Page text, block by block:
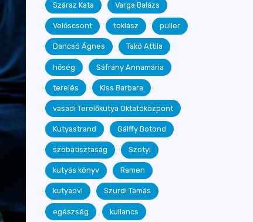
Száraz Kata Varga Balázs
Velőscsont toklász puller
Dancsó Ágnes Takó Attila
hőség Sáfrány Annamária
terelés Kiss Barbara
vasadi Terelőkutya Oktatóközpont
Kutyastrand Gálffy Botond
szobatisztaság Szotyi
kutyás könyv Ramen
kutyaovi Szurdi Tamás
egészség kullancs